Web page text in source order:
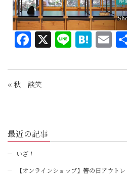
Facebook
X Line
« 秋 談笑
最近の記事
いざ！
【オンラインショップ】箸の日アウト